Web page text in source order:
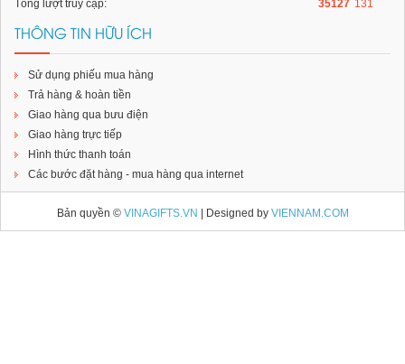
131
Tổng lượt truy cập: 35127
THÔNG TIN HỮU ÍCH
Sử dụng phiếu mua hàng
Trả hàng & hoàn tiền
Giao hàng qua bưu điện
Giao hàng trực tiếp
Hình thức thanh toán
Các bước đặt hàng - mua hàng qua internet
Bản quyền © VINAGIFTS.VN | Designed by VIENNAM.COM